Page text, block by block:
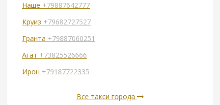
Наше +79887642777
Круиз +79682727527
Гранта +79887060251
Агат +73825526666
Ирон +79187722335
Все такси города